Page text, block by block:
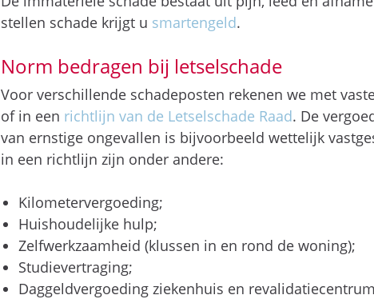
stellen schade krijgt u smartengeld.
Norm bedragen bij letselschade
Voor verschillende schadeposten rekenen we met
of in een richtlijn van de Letselschade Raad. De
van ernstige ongevallen is bijvoorbeeld wettelijk
in een richtlijn zijn onder andere:
Kilometervergoeding;
Huishoudelijke hulp;
Zelfwerkzaamheid (klussen in en rond de woning);
Studievertraging;
Daggeldvergoeding ziekenhuis en